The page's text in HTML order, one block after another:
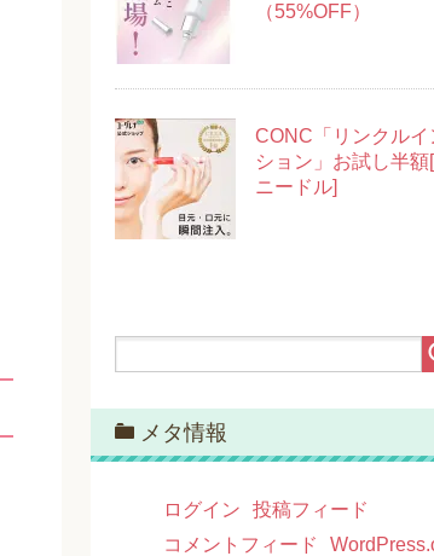
（55%OFF）
CONC「リンクルイ
ション」お試し半額
ニードル]
メタ情報
ログイン
投稿フィード
コメントフィード